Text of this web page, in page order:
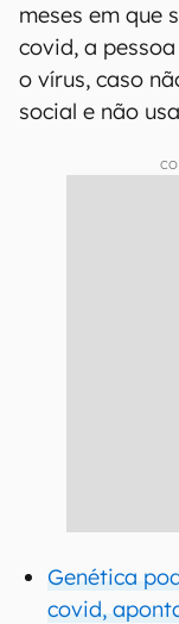
meses em que
covid, a
o vírus, caso
social e não
Genética
covid,